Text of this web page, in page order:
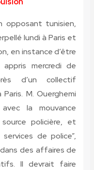
opposant tunisien,
lundi à Paris et
en instance d’être
mercredi de
d’un collectif
M. Ouerghemi
la mouvance
policière, et
de police”,
des affaires de
Il devrait faire